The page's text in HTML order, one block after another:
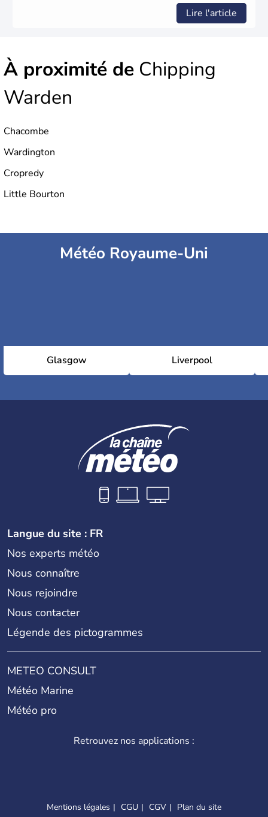
Lire l'article
À proximité de Chipping
Warden
Chacombe
Wardington
Cropredy
Little Bourton
Météo Royaume-Uni
Glasgow Liverpool
Langue du site : FR
Nos experts météo
Nous connaître
Nous rejoindre
Nous contacter
Légende des pictogrammes
METEO CONSULT
Météo Marine
Météo pro
Retrouvez nos applications :
Mentions légales CGU CGV Plan du site